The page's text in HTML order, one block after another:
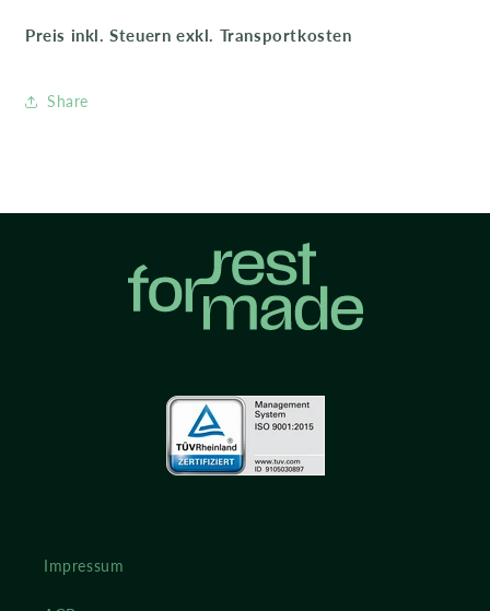
Preis inkl. Steuern exkl. Transportkosten
Share
Impressum